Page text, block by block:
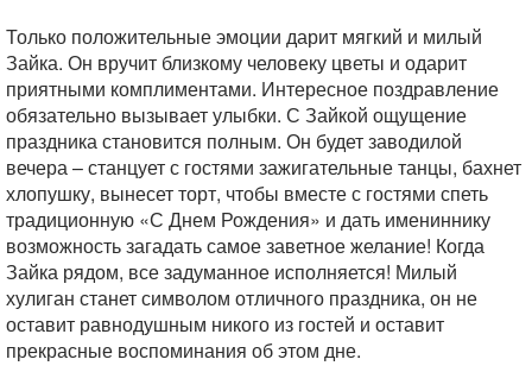
Только положительные эмоции дарит мягкий и милый
Зайка. Он вручит близкому человеку цветы и одарит
приятными комплиментами. Интересное поздравление
обязательно вызывает улыбки. С Зайкой ощущение
праздника становится полным. Он будет заводилой
вечера – станцует с гостями зажигательные танцы, бахнет
хлопушку, вынесет торт, чтобы вместе с гостями спеть
традиционную «С Днем Рождения» и дать имениннику
возможность загадать самое заветное желание! Когда
Зайка рядом, все задуманное исполняется! Милый
хулиган станет символом отличного праздника, он не
оставит равнодушным никого из гостей и оставит
прекрасные воспоминания об этом дне.